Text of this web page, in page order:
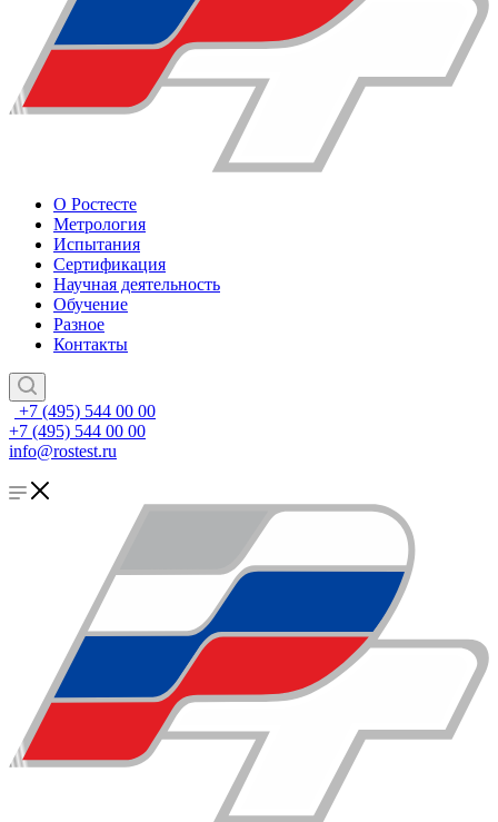
О Ростесте
Метрология
Испытания
Сертификация
Научная деятельность
Обучение
Разное
Контакты
+7 (495) 544 00 00
+7 (495) 544 00 00
info@rostest.ru